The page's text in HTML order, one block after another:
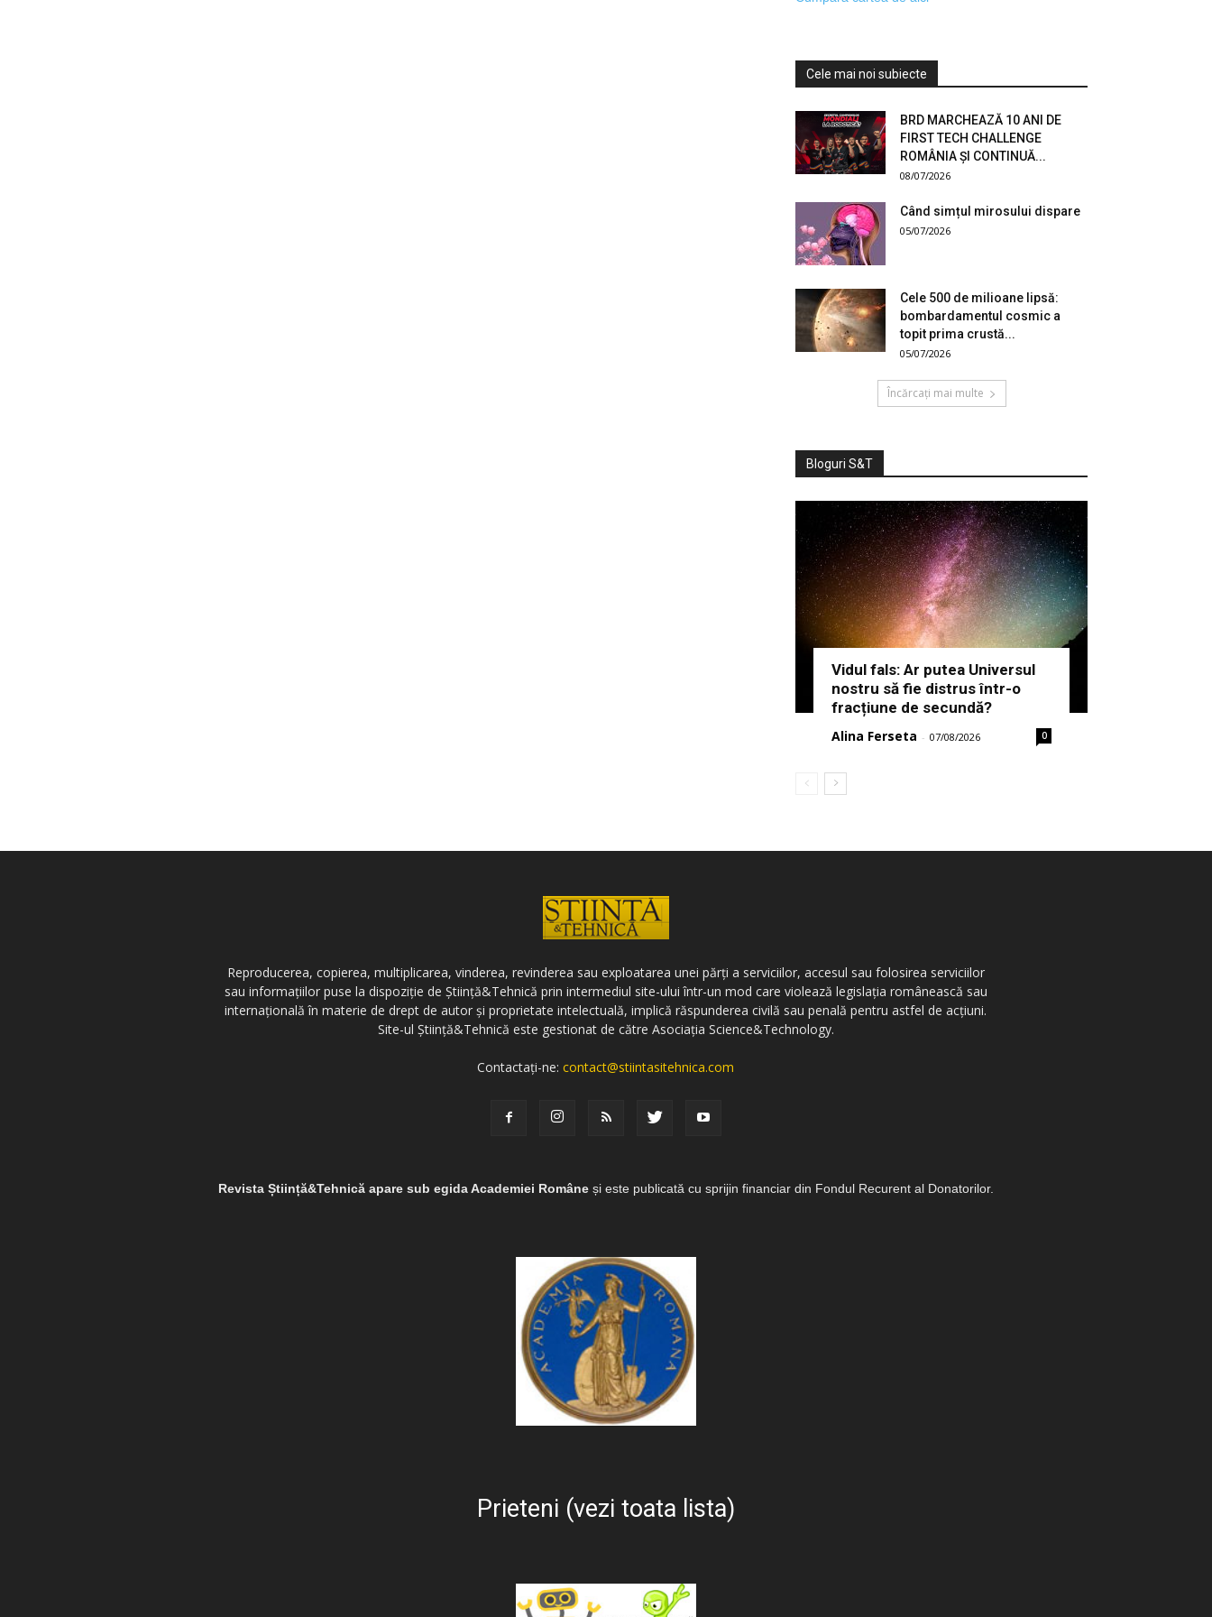
Cele mai noi subiecte
BRD MARCHEAZĂ 10 ANI DE
FIRST TECH CHALLENGE
ROMÂNIA ȘI CONTINUĂ...
08/07/2026
Când simțul mirosului dispare
05/07/2026
Cele 500 de milioane lipsă:
bombardamentul cosmic a
topit prima crustă...
05/07/2026
Încărcați mai multe
Bloguri S&T
Vidul fals: Ar putea Universul
nostru să fie distrus într-o
fracțiune de secundă?
Alina Ferseta - 07/08/2026 0
Reproducerea, copierea, multiplicarea, vinderea, revinderea sau exploatarea unei părți a serviciilor, accesul sau folosirea serviciilor
sau informațiilor puse la dispoziție de Știință&Tehnică prin intermediul site-ului într-un mod care violează legislația românească sau
internațională în materie de drept de autor și proprietate intelectuală, implică răspunderea civilă sau penală pentru astfel de acțiuni.
Site-ul Știință&Tehnică este gestionat de către Asociația Science&Technology.
Contactați-ne:contact@stiintasitehnica.com
Revista Știință&Tehnică apare sub egida Academiei Române și este publicată cu sprijin financiar din Fondul Recurent al Donatorilor.
Prieteni (vezi toata lista)